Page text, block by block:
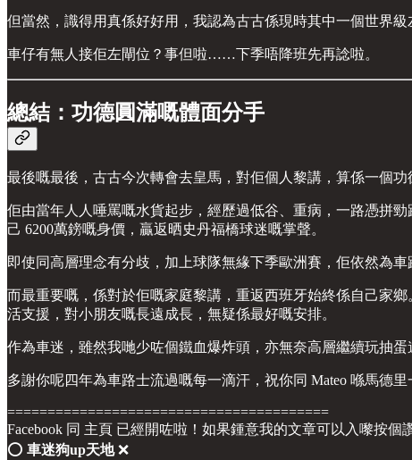
但當然，識得用真係好好用，我認為古古係現時其中一個世界
車仔有無人接佢左閘位？事但啦……下季唔降班先再諗啦。
總結：功德圓滿嘅體面分手
最後嘅最後，古古今次轉會去皇馬，對佢個人黎講，算係一個功
佢由當年人人唾罵嘅水貨起步，經歷過低谷、重病，一路憑拼
己 6200萬鎊嘅身價，贏返晒史丹福橋球迷嘅掌聲。
即使同高層理念有分歧，加上球隊無緣下季歐洲賽，佢依然為
而最重要嘅，係對於佢嘅家庭黎講，重返西班牙始終係自己家
活支援，對小朋友嘅長遠成長，無疑係最好嘅安排。
作為車迷，雖然我哋少咗個鐵血爆炸頭，亦無奈高層繼續玩抽
多謝你呢四年為車路士流過嘅每一滴汗，祝你同 Mateo 喺馬德里
========================================
Facebook 同 主頁 已經開咗啦！如果鍾意我的文章可以入嚟按個
⭕️ 車迷狗up天地❌